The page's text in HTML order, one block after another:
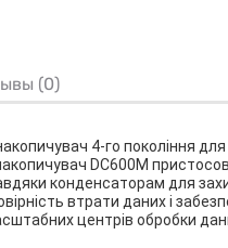
(0)
4-го покоління
DC600M
конденсаторам для
втрати даних і
центрів обробки